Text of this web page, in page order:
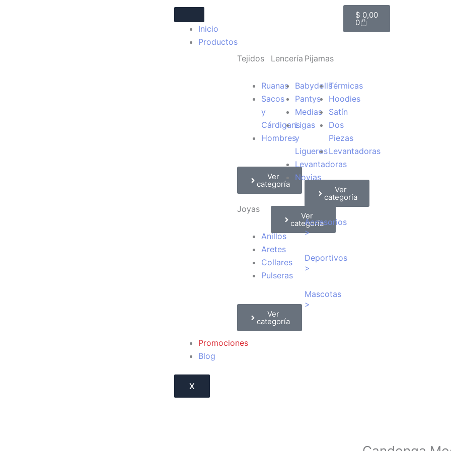
Inicio
Productos
Tejidos
Ruanas
Sacos
y
Cárdigans
Hombres
Ver
categoría
Joyas
Anillos
Aretes
Collares
Pulseras
Ver
categoría
Lencería
Babydolls
Pantys
Medias
Ligas
y
Ligueros
Levantadoras
Novias
Ver
categoría
Pijamas
Térmicas
Hoodies
Satín
Dos
Piezas
Levantadoras
Ver
categoría
Accesorios
>
Deportivos
>
Mascotas
>
Promociones
Blog
X
$ 0,00
0
Carrito